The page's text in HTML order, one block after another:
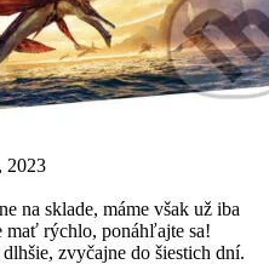
2023
na sklade, máme však už iba
mať rýchlo, ponáhľajte sa!
zvyčajne do šiestich dní.